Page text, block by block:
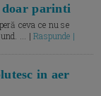
doar parinti
ceva ce nu se
... |Raspunde |
in aer